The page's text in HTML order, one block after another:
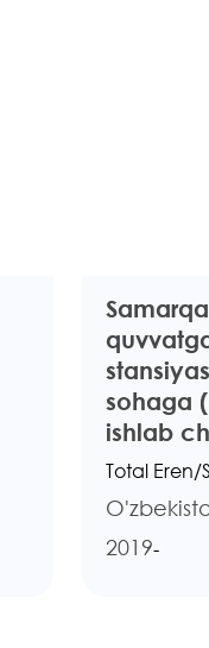
sohaga
ishlab
Total Eren/
2019-